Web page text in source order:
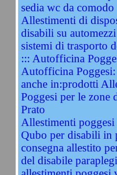
sedia wc da comodo
Allestimenti di
disabili su
sistemi di trasporto
::: Autofficina
Autofficina
anche in:prodotti
Poggesi per le zone
Prato
Allestimenti poggesi
Qubo per disabili in
consegna allestito
del disabile